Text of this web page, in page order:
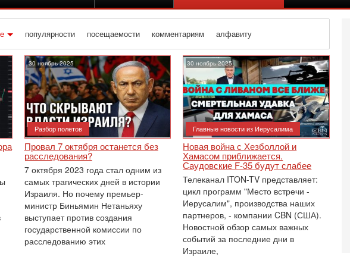
популярности посещаемости комментариям алфавиту
Ноябрь 2025 года
30 ноябрь 2025
Разбор полетов
Провал 7 октября останется без
расследования?
7 октября 2023 года стал одним из
самых трагических дней в истории
Израиля. Но почему премьер-
министр Биньямин Нетаньяху
выступает против создания
государственной комиссии по
расследованию этих
30 ноябрь 2025
Главные новости из Иерусалима
Новая война с Хезболлой и
Хамасом приближается.
Саудовские F-35 будут слабее
Телеканал ITON-TV представляет:
цикл программ "Место встречи -
Иерусалим", производства наших
партнеров, - компании CBN (США).
Новостной обзор самых важных
событий за последние дни в
Израиле,